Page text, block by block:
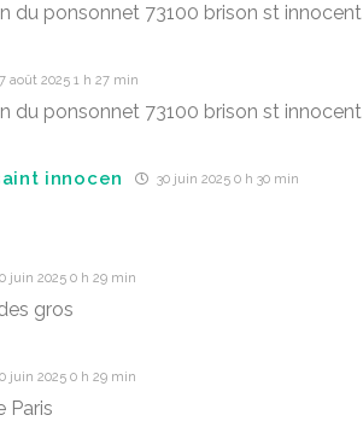
du ponsonnet 73100 brison st innocent
août 2025 1 h 27 min
du ponsonnet 73100 brison st innocent
innocen 30 juin 2025 0 h 30 min
juin 2025 0 h 29 min
gros
juin 2025 0 h 29 min
Paris